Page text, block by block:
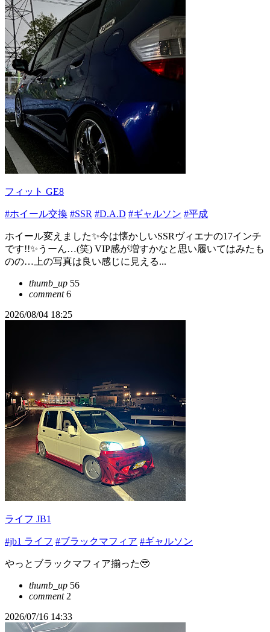
フィット GE8
#ホイール交換 #SSR #D.A.D #ギャルソン #平成
ホイール変えました✨今は懐かしいSSRヴィエナの17インチ
です!!✨うーん…(笑) VIP感が増すかなと思い履いてはみたも
のの…上の写真は良い感じに見える...
thumb_up 55
comment6
2026/08/04 18:25
ライフ JB1
#jb1 ライフ #ブラックマフィア #ギャルソン
やっとブラックマフィア揃った🥹
thumb_up 56
comment2
2026/07/16 14:33